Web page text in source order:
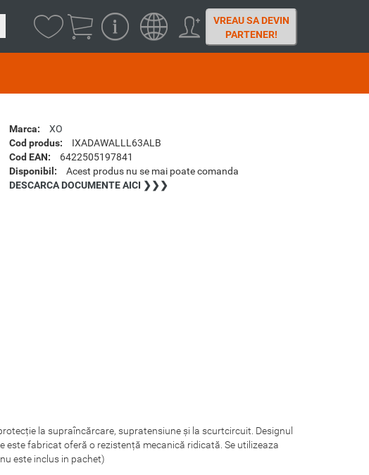
VREAU SA DEVIN
PARTENER!
Marca:
XO
Cod produs:
IXADAWALLL63ALB
Cod EAN:
6422505197841
Disponibil:
Acest produs nu se mai poate comanda
DESCARCA DOCUMENTE AICI ❯❯❯
la supraîncărcare, supratensiune și la scurtcircuit. Designul
fabricat oferă o rezistență mecanică ridicată. Se utilizeaza
este inclus in pachet)